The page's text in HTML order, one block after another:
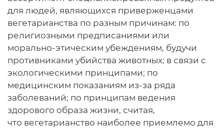
для людей, являющихся приверженцами
вегетарианства по разным причинам: по
религиозными предписаниями или
морально-этическим убеждениям, будучи
противниками убийства животных; в связи с
экологическими принципами; по
медицинским показаниям из-за ряда
заболеваний; по принципам ведения
здорового образа жизни, считая,
что вегетарианство наиболее приемлемо для